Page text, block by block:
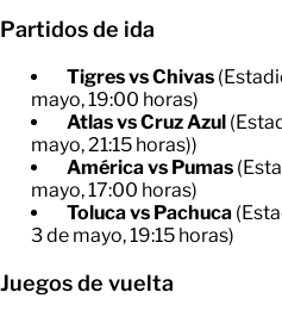
Partidos de ida
Tigres vs Chivas
mayo, 19:00 horas)
Atlas vs Cruz Azul
mayo, 21:15 horas))
América vs Pumas
mayo, 17:00 horas)
Toluca vs Pachuca
3 de mayo, 19:15 horas)
Juegos de vuelta